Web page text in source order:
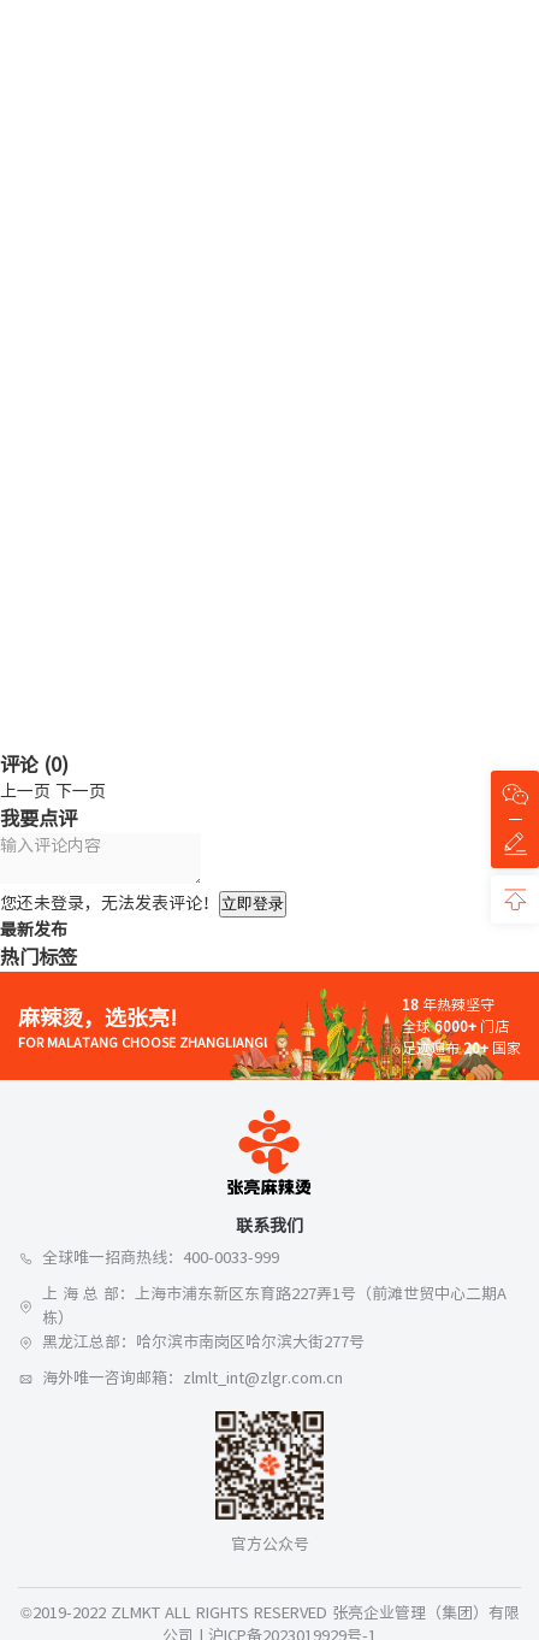
评论 (0)
上一页 下一页
我要点评
您还未登录，无法发表评论！ 立即登录
最新发布
热门标签
麻辣烫，选张亮!
FOR MALATANG CHOOSE ZHANGLIANG!
18 年热辣坚守
全球6000+ 门店
足迹遍布20+ 国家
联系我们
全球唯一招商热线：400-0033-999
上 海 总 部：上海市浦东新区东育路227弄1号（前滩世贸中心二期A
栋）
黑龙江总部：哈尔滨市南岗区哈尔滨大街277号
海外唯一咨询邮箱：zlmlt_int@zlgr.com.cn
官方公众号
©2019-2022 ZLMKT ALL RIGHTS RESERVED 张亮企业管理（集团）有限
公司 | 沪ICP备2023019929号-1